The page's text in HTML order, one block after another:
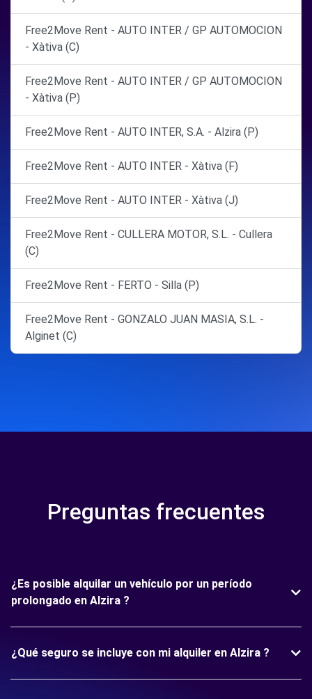
Free2Move Rent - AUTO INTER / GP AUTOMOCION
- Xàtiva (C)
Free2Move Rent - AUTO INTER / GP AUTOMOCION
- Xàtiva (P)
Free2Move Rent - AUTO INTER, S.A. - Alzira (P)
Free2Move Rent - AUTO INTER - Xàtiva (F)
Free2Move Rent - AUTO INTER - Xàtiva (J)
Free2Move Rent - CULLERA MOTOR, S.L. - Cullera
(C)
Free2Move Rent - FERTO - Silla (P)
Free2Move Rent - GONZALO JUAN MASIA, S.L. -
Alginet (C)
Preguntas frecuentes
¿Es posible alquilar un vehículo por un período
prolongado en Alzira ?
¿Qué seguro se incluye con mi alquiler en Alzira ?